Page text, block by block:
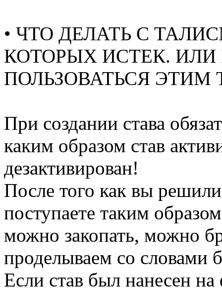
• ЧТО ДЕЛАТЬ С
КОТОРЫХ ИСТЕК.
ПОЛЬЗОВАТЬСЯ
При создании става
каким образом став
дезактивирован!
После того как вы
поступаете таким
можно закопать, можно
проделываем со словами
Если став был нанесен